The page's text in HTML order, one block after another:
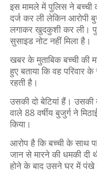
इस मामले में पुलिस ने
दर्ज कर ली लेकिन आरोपी
लगाकर खुदकुशी कर ली।
सुसाइड नोट नहीं मिला है।
खबर के मुताबिक बच्ची की
हुए बताया कि वह परिवार
रहती है।
उसकी दो बेटियां हैं। उसकी
वाले 88 वर्षीय बुजुर्ग ने
किया।
आरोप है कि बच्ची के साथ
जान से मारने की धमकी दी
होने के बाद उसने घर में